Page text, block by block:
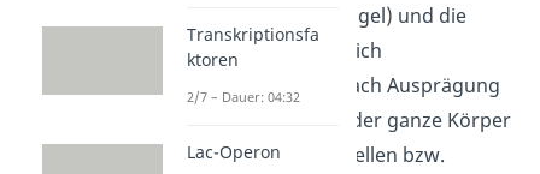
(Haut, Haare und Nägel) und die
Augen bleiben gänzlich
unpigmentiert
. Je nach Ausprägung
der Krankheit kann der ganze Körper
oder nur einzelne Stellen bzw.
Transkriptionsfa
ktoren
2/7 – Dauer: 04:32
Lac-Operon